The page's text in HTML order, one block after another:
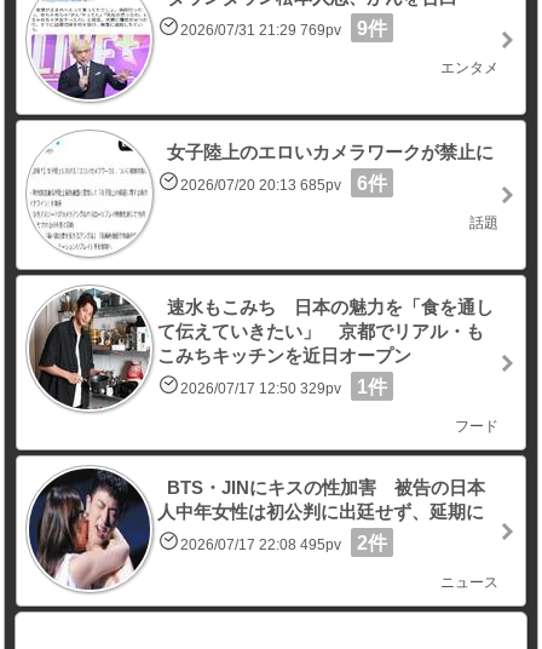
2026/07/31 21:29 769pv 9件
エンタメ
女子陸上のエロいカメラワークが禁止に
2026/07/20 20:13 685pv 6件
話題
速水もこみち 日本の魅力を「食を通し
て伝えていきたい」 京都でリアル・も
こみちキッチンを近日オープン
2026/07/17 12:50 329pv 1件
フード
BTS・JINにキスの性加害 被告の日本
人中年女性は初公判に出廷せず、延期に
2026/07/17 22:08 495pv 2件
ニュース